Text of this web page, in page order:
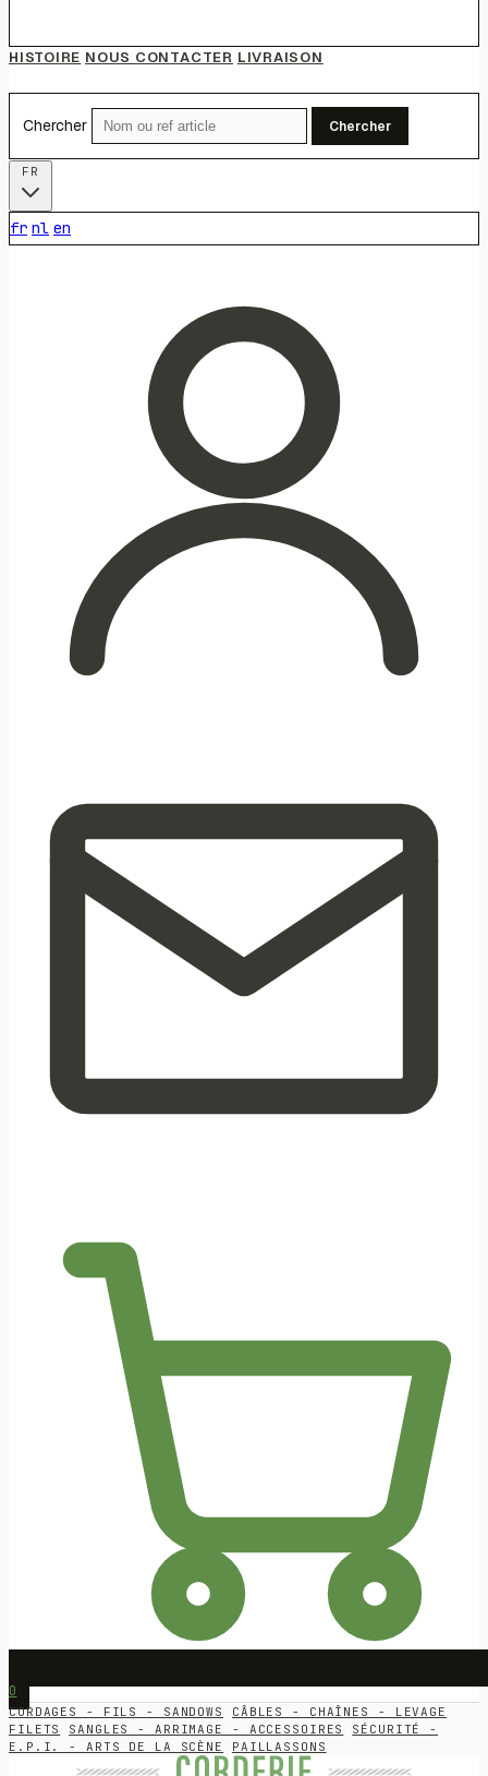
HISTOIRE NOUS CONTACTER LIVRAISON
Chercher Chercher
fr nl en
0
CORDAGES - FILS - SANDOWS
CÂBLES - CHAÎNES - LEVAGE
FILETS
SANGLES - ARRIMAGE - ACCESSOIRES
SÉCURITÉ -
E.P.I. - ARTS DE LA SCÈNE
PAILLASSONS